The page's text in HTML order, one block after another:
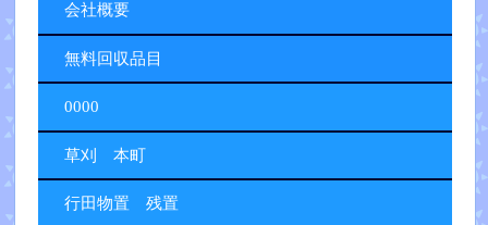
会社概要
無料回収品目
0000
草刈 本町
行田物置 残置